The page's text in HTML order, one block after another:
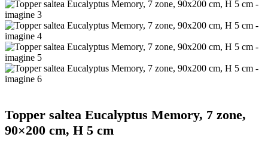
Topper saltea Eucalyptus Memory, 7 zone,
90×200 cm, H 5 cm